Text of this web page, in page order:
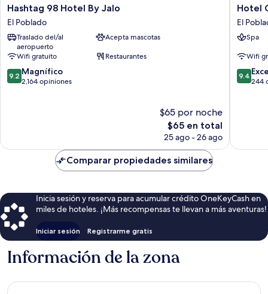
Hashtag
98
Hotel
By
Jalo
El
Poblado
Hashtag 98 Hotel By Jalo
El Poblado
Traslado del/al
aeropuerto
Acepta mascotas
Wifi gratuito
Restaurantes
9.2
de
9.2 Magnífico
2,164 opiniones
$65 por noche
El
precio
es
$65 en total
25 ago - 26 ago
Hotel
El
Hotel
El
Spa
Wifi
9.4
de
9.4
244
Comparar propiedades similares
Inicia sesión y reserva para acumular crédito OneKeyCash en
miles de hoteles. ¡Más recompensas te llevan a más aventuras!
Iniciar sesión Registrarme gratis
Información de la zona